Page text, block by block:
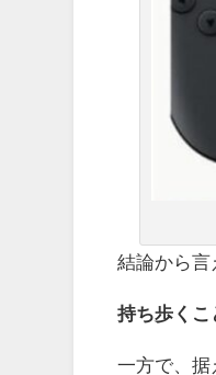
結論から言
持ち歩くこ
一方で、据